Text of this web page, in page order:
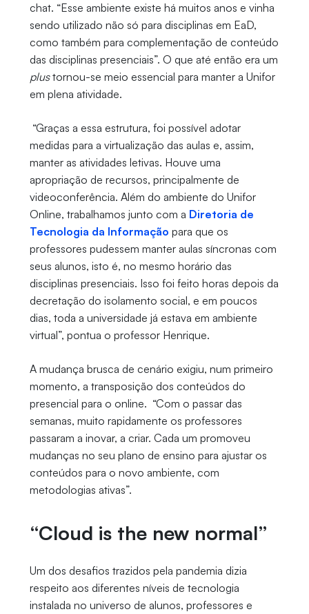
chat. “Esse ambiente existe há muitos anos e vinha
sendo utilizado não só para disciplinas em EaD,
como também para complementação de conteúdo
das disciplinas presenciais”. O que até então era um
plustornou-se meio essencial para manter a Unifor
em plena atividade.
“Graças a essa estrutura, foi possível adotar
medidas para a virtualização das aulas e, assim,
manter as atividades letivas. Houve uma
apropriação de recursos, principalmente de
videoconferência. Além do ambiente do Unifor
Online, trabalhamos junto com a Diretoria de
Tecnologia da Informação para que os
professores pudessem manter aulas síncronas com
seus alunos, isto é, no mesmo horário das
disciplinas presenciais. Isso foi feito horas depois da
decretação do isolamento social, e em poucos
dias, toda a universidade já estava em ambiente
virtual”, pontua o professor Henrique.
A mudança brusca de cenário exigiu, num primeiro
momento, a transposição dos conteúdos do
presencial para o online. “Com o passar das
semanas, muito rapidamente os professores
passaram a inovar, a criar. Cada um promoveu
mudanças no seu plano de ensino para ajustar os
conteúdos para o novo ambiente, com
metodologias ativas”.
“Cloud is the new normal”
Um dos desafios trazidos pela pandemia dizia
respeito aos diferentes níveis de tecnologia
instalada no universo de alunos, professores e